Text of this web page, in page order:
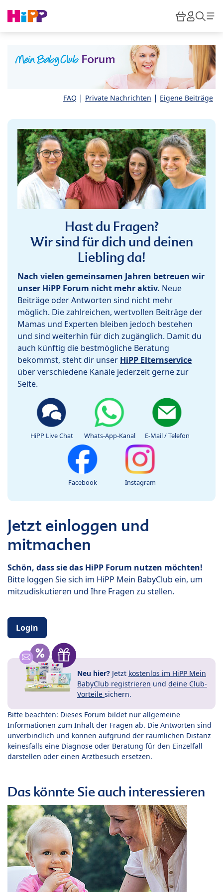
HiPP
FAQ | Private Nachrichten | Eigene Beiträge
Hast du Fragen?
Wir sind für dich und deinen
Liebling da!
Nach vielen gemeinsamen Jahren betreuen wir
unser HiPP Forum nicht mehr aktiv. Neue
Beiträge oder Antworten sind nicht mehr
möglich. Die zahlreichen, wertvollen Beiträge der
Mamas und Experten bleiben jedoch bestehen
und sind weiterhin für dich zugänglich. Damit du
auch künftig die bestmögliche Beratung
bekommst, steht dir unser HiPP Elternservice
über verschiedene Kanäle jederzeit gerne zur
Seite.
HiPP Live Chat Whats-App-Kanal E-Mail / Telefon
Facebook Instagram
Jetzt einloggen und
mitmachen
Schön, dass sie das HiPP Forum nutzen möchten!
Bitte loggen Sie sich im HiPP Mein BabyClub ein, um
mitzudiskutieren und Ihre Fragen zu stellen.
Login
Neu hier? Jetzt kostenlos im HiPP Mein
BabyClub registrieren und deine Club-
Vorteile sichern.
Bitte beachten: Dieses Forum bildet nur allgemeine
Informationen zum Inhalt der Fragen ab. Die Antworten sind
unverbindlich und können aufgrund der räumlichen Distanz
keinesfalls eine Diagnose oder Beratung für den Einzelfall
darstellen oder einen Arztbesuch ersetzen.
Das könnte Sie auch interessieren